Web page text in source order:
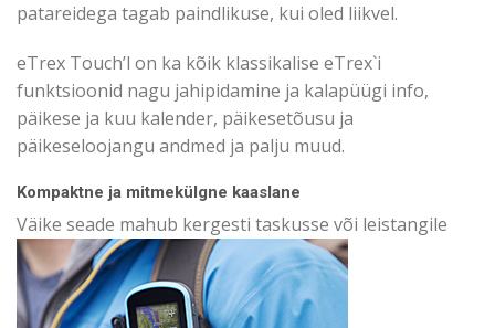
patareidega tagab paindlikuse, kui oled liikvel.
eTrex Touch’l on ka kõik klassikalise eTrex`i
funktsioonid nagu jahipidamine ja kalapüügi info,
päikese ja kuu kalender, päikesetõusu ja
päikeseloojangu andmed ja palju muud.
Kompaktne ja mitmekülgne kaaslane
Väike seade mahub kergesti taskusse või leistangile